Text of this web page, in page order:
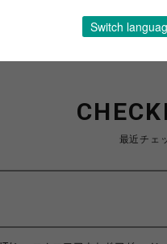
最近チェ
Switch